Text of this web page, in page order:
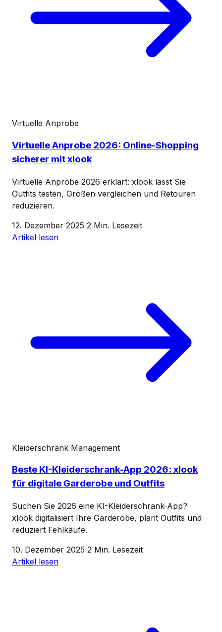
Virtuelle Anprobe
Virtuelle Anprobe 2026: Online-Shopping
sicherer mit xlook
Virtuelle Anprobe 2026 erklärt: xlook lässt Sie
Outfits testen, Größen vergleichen und Retouren
reduzieren.
12. Dezember 2025 2 Min. Lesezeit
Artikel lesen
Kleiderschrank Management
Beste KI-Kleiderschrank-App 2026: xlook
für digitale Garderobe und Outfits
Suchen Sie 2026 eine KI-Kleiderschrank-App?
xlook digitalisiert Ihre Garderobe, plant Outfits und
reduziert Fehlkäufe.
10. Dezember 2025 2 Min. Lesezeit
Artikel lesen